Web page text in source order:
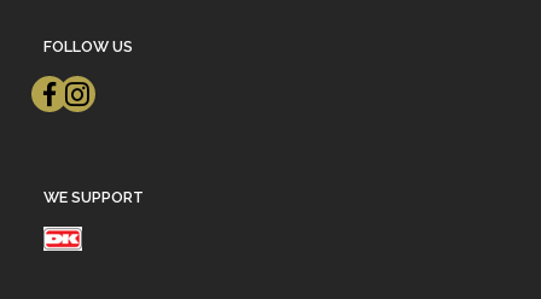
FOLLOW US
WE SUPPORT